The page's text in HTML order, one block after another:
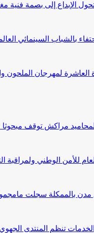
الإبداع إلى بصمة فنية
بالشباب السينمائي
لمهرجان الملحون
مراكش توقف مبحوثا
للأمن الوطني ولمراقبة
تنظم المنتدى